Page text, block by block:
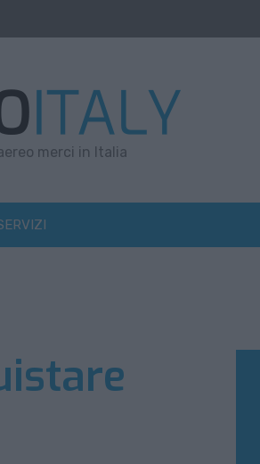
merci in Italia